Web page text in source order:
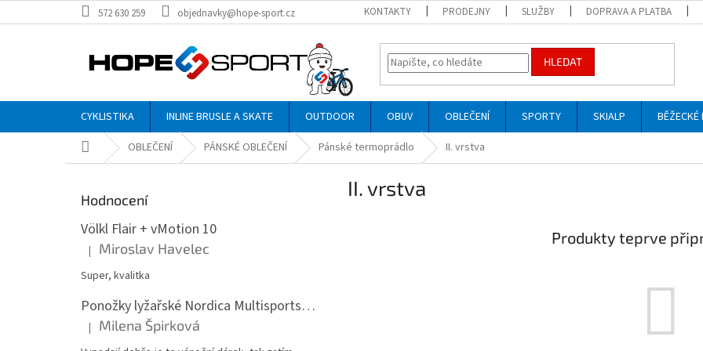
na
572 630 259 objednavky@hope-sport.cz KONTAKTY PRODEJNY SLUŽBY DOPRAVA A PLATBA
HLEDAT
CYKLISTIKA INLINE BRUSLE A SKATE OUTDOOR OBUV OBLEČENÍ SPORTY SKIALP BĚŽECKÉ
Domů OBLEČENÍ PÁNSKÉ OBLEČENÍ Pánské termoprádlo II. vrstva
Hodnocení
Völkl Flair + vMotion 10
Hodnocení produktu je 5 z 5 hvězdiček.
| Miroslav Havelec
Super, kvalitka
Ponožky lyžařské Nordica Multisports Winter dvojbalení
Hodnocení produktu je 5 z 5 hvězdiček.
| Milena Špirková
II. vrstva
Produkty teprve